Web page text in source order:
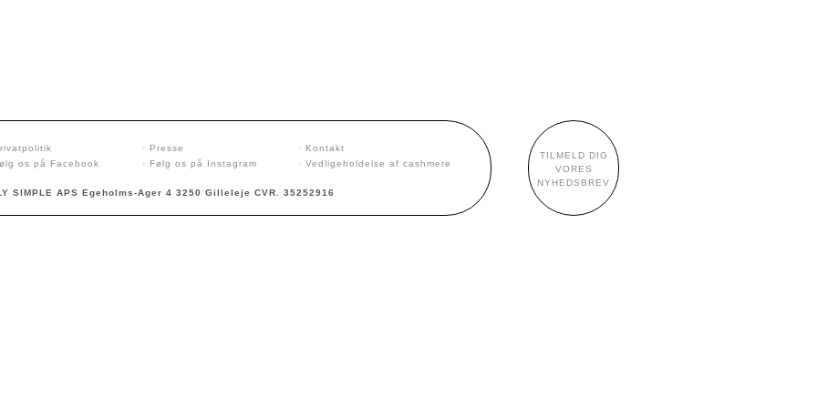
· Presse · Kontakt
os på Facebook · Følg os på Instagram · Vedligeholdelse af cashmere
SIMPLE APS Egeholms-Ager 4 3250 Gilleleje CVR. 35252916
TILMELD DIG
VORES
NYHEDSBREV